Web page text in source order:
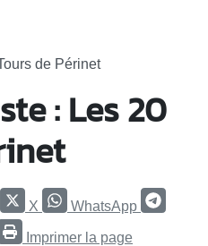
de Périnet
: Les 20
X WhatsApp
Imprimer la page